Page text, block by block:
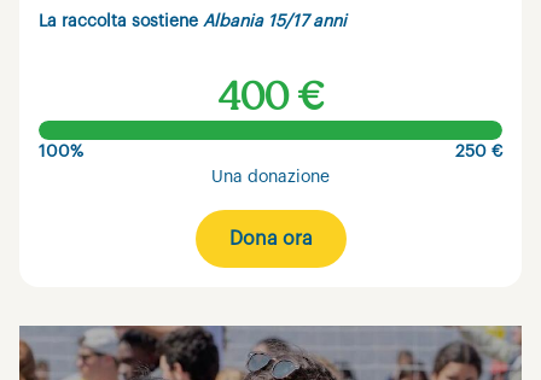
La raccolta sostiene Albania 15/17 anni
400 €
100%
250 €
Una donazione
Dona ora